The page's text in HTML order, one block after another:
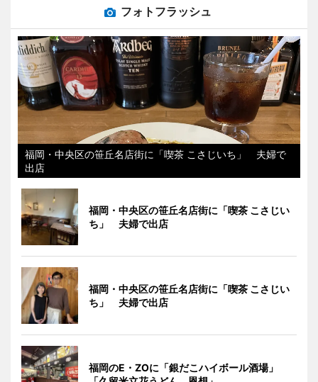
フォトフラッシュ
福岡・中央区の笹丘名店街に「喫茶 こさじいち」 夫婦で
出店
福岡・中央区の笹丘名店街に「喫茶 こさじい
ち」 夫婦で出店
福岡・中央区の笹丘名店街に「喫茶 こさじい
ち」 夫婦で出店
福岡のE・ZOに「銀だこハイボール酒場」